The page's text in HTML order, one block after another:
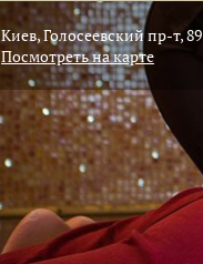
Киев, Голосеевский пр-т, 89
Посмотреть на карте